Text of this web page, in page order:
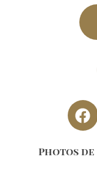
Photos de